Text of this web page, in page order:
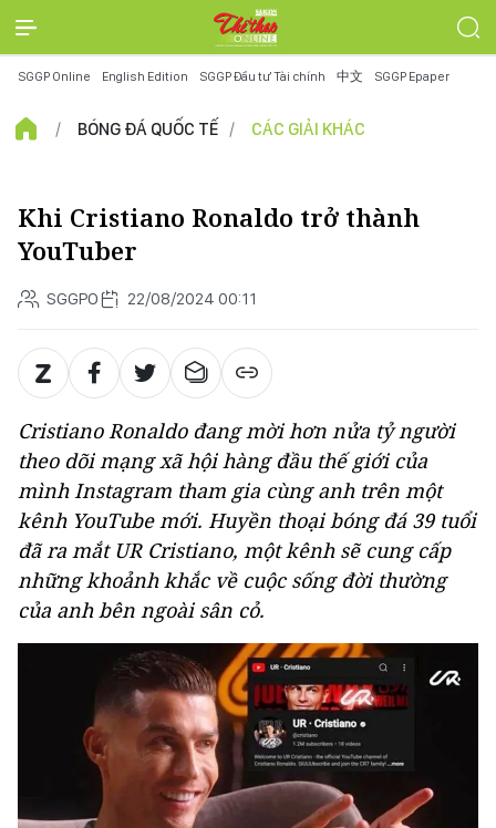
SGGP Online English Edition SGGP Đầu tư Tài chính 中文 SGGP Epaper
BÓNG ĐÁ QUỐC TẾ CÁC GIẢI KHÁC
Khi Cristiano Ronaldo trở thành
YouTuber
SGGPO 22/08/2024 00:11
Cristiano Ronaldo đang mời hơn nửa tỷ người
theo dõi mạng xã hội hàng đầu thế giới của
mình Instagram tham gia cùng anh trên một
kênh YouTube mới. Huyền thoại bóng đá 39 tuổi
đã ra mắt UR Cristiano, một kênh sẽ cung cấp
những khoảnh khắc về cuộc sống đời thường
của anh bên ngoài sân cỏ.